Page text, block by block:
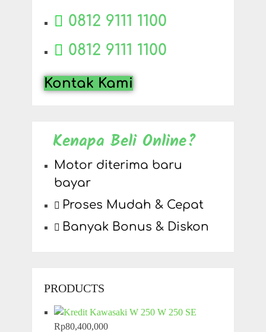
0812 9111 1100
0812 9111 1100
Kontak Kami
Kenapa Beli Online?
Motor diterima baru
bayar
Proses Mudah & Cepat
Banyak Bonus & Diskon
PRODUCTS
W 250 SE
Rp80,400,000